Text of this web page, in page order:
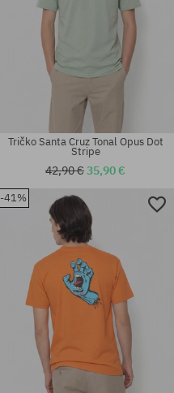
Dostupné veľkosti:
Tričko Santa Cruz Tonal Opus Dot
Stripe
42,90 €35,90 €
-41%